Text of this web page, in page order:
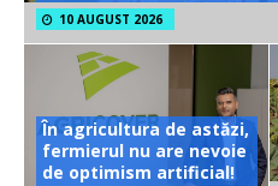
10 AUGUST 2026
În agricultura de astăzi,
fermierul nu are nevoie
de optimism artificial!